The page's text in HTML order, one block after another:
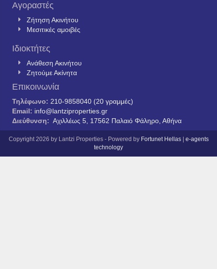
Αγοραστές
Ζήτηση Ακινήτου
Μεσιτικές αμοιβές
Ιδιοκτήτες
Ανάθεση Ακινήτου
Ζητούμε Ακίνητα
Επικοινωνία
Τηλέφωνο: 210-9858040 (20 γραμμές)
Email: info@lantziproperties.gr
Διεύθυνση: Αχιλλέως 5, 17562 Παλαιό Φάληρο, Αθήνα
Copyright 2026 by Lantzi Properties - Powered by Fortunet Hellas| e-agents
technology